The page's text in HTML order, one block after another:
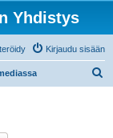
Yhdistys
Kirjaudu sisään